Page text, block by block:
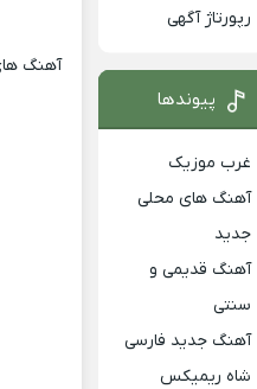
آهنگ
رپورتاژ آگهی
پیوندها
غرب موزیک
آهنگ های محلی
جدید
آهنگ قدیمی و
سنتی
آهنگ جدید فارسی
شاه ریمیکس